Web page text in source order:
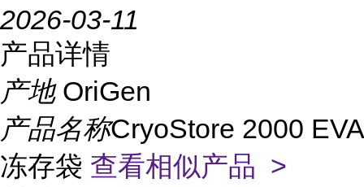
2026-03-11
产品详情
产地 OriGen
产品名称CryoStore 2000 EVA
冻存袋 查看相似产品 >